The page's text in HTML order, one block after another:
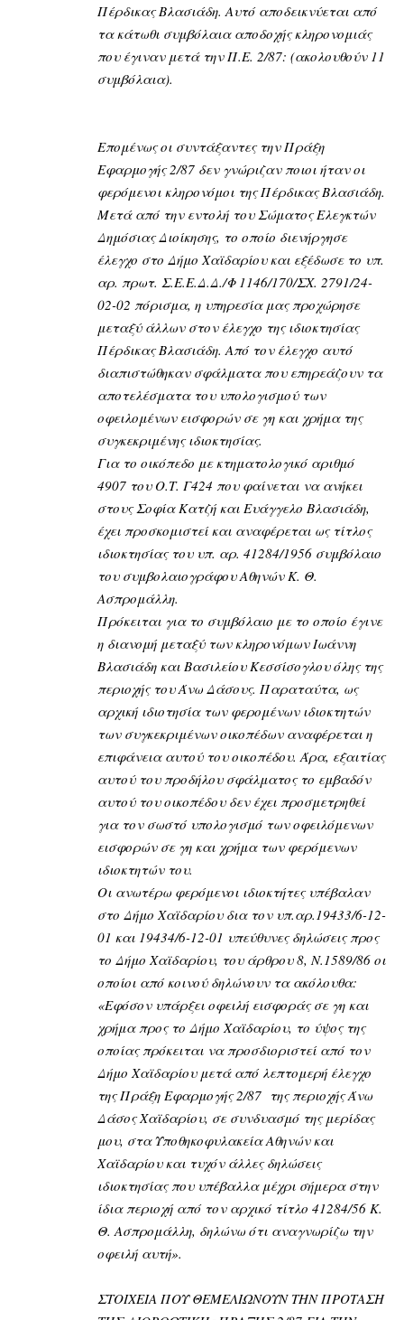
Πέρδικας Βλασιάδη. Αυτό αποδεικνύεται από
τα κάτωθι συμβόλαια αποδοχής κληρονομιάς
που έγιναν μετά την Π.Ε. 2/87: (ακολουθούν 11
συμβόλαια).
Επομένως οι συντάξαντες την Πράξη
Εφαρμογής 2/87 δεν γνώριζαν ποιοι ήταν οι
φερόμενοι κληρονόμοι της Πέρδικας Βλασιάδη.
Μετά από την εντολή του Σώματος Ελεγκτών
Δημόσιας Διοίκησης, το οποίο διενήργησε
έλεγχο στο Δήμο Χαϊδαρίου και εξέδωσε το υπ.
αρ. πρωτ. Σ.Ε.Ε.Δ.Δ./Φ 1146/170/ΣΧ. 2791/24-
02-02 πόρισμα, η υπηρεσία μας προχώρησε
μεταξύ άλλων στον έλεγχο της ιδιοκτησίας
Πέρδικας Βλασιάδη. Από τον έλεγχο αυτό
διαπιστώθηκαν σφάλματα που επηρεάζουν τα
αποτελέσματα του υπολογισμού των
οφειλομένων εισφορών σε γη και χρήμα της
συγκεκριμένης ιδιοκτησίας.
Για το οικόπεδο με κτηματολογικό αριθμό
4907 του Ο.Τ. Γ424 που φαίνεται να ανήκει
στους Σοφία Κατζή και Ευάγγελο Βλασιάδη,
έχει προσκομιστεί και αναφέρεται ως τίτλος
ιδιοκτησίας του υπ. αρ. 41284/1956 συμβόλαιο
του συμβολαιογράφου Αθηνών Κ. Θ.
Ασπρομάλλη.
Πρόκειται για το συμβόλαιο με το οποίο έγινε
η διανομή μεταξύ των κληρονόμων Ιωάννη
Βλασιάδη και Βασιλείου Κεσσίσογλου όλης της
περιοχής του Άνω Δάσους. Παραταύτα, ως
αρχική ιδιοτησία των φερομένων ιδιοκτητών
των συγκεκριμένων οικοπέδων αναφέρεται η
επιφάνεια αυτού του οικοπέδου. Άρα, εξαιτίας
αυτού του προδήλου σφάλματος το εμβαδόν
αυτού του οικοπέδου δεν έχει προσμετρηθεί
για τον σωστό υπολογισμό των οφειλόμενων
εισφορών σε γη και χρήμα των φερόμενων
ιδιοκτητών του.
Οι ανωτέρω φερόμενοι ιδιοκτήτες υπέβαλαν
στο Δήμο Χαϊδαρίου δια τον υπ.αρ.19433/6-12-
01 και 19434/6-12-01 υπεύθυνες δηλώσεις προς
το Δήμο Χαϊδαρίου, του άρθρου 8, Ν.1589/86 οι
οποίοι από κοινού δηλώνουν τα ακόλουθα:
«Εφόσον υπάρξει οφειλή εισφοράς σε γη και
χρήμα προς το Δήμο Χαϊδαρίου, το ύψος της
οποίας πρόκειται να προσδιοριστεί από τον
Δήμο Χαϊδαρίου μετά από λεπτομερή έλεγχο
της Πράξη Εφαρμογής 2/87 της περιοχής Άνω
Δάσος Χαϊδαρίου, σε συνδυασμό της μερίδας
μου, στα Υποθηκοφυλακεία Αθηνών και
Χαϊδαρίου και τυχόν άλλες δηλώσεις
ιδιοκτησίας που υπέβαλλα μέχρι σήμερα στην
ίδια περιοχή από τον αρχικό τίτλο 41284/56 Κ.
Θ. Ασπρομάλλη, δηλώνω ότι αναγνωρίζω την
οφειλή αυτή».
ΣΤΟΙΧΕΙΑ ΠΟΥ ΘΕΜΕΛΙΩΝΟΥΝ ΤΗΝ ΠΡΟΤΑΣΗ